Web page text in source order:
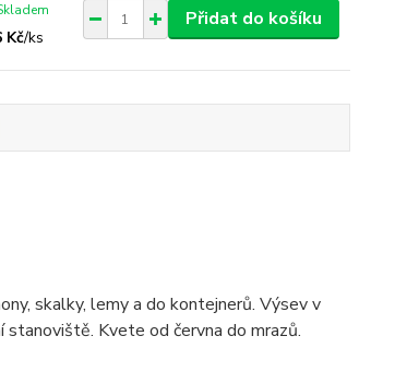
Kč/ks
Přidat do košíku
skalky, lemy a do kontejnerů. Výsev v
Kvete od června do mrazů.